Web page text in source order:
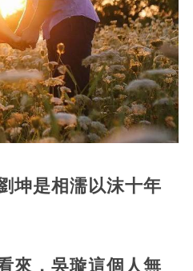
坤是相濡以沫十年
來，吳璇這個人無